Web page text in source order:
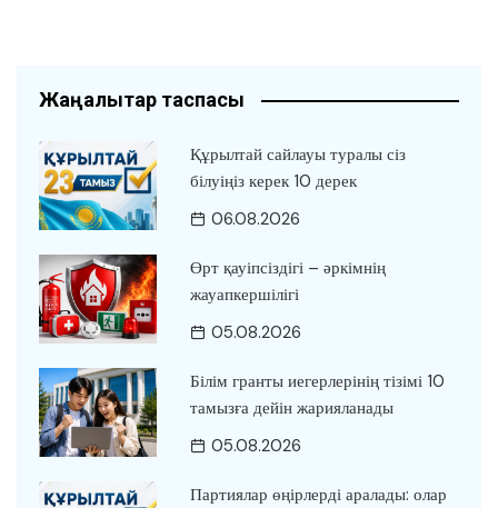
Жаңалықтар таспасы
Құрылтай сайлауы туралы сіз
білуіңіз керек 10 дерек
06.08.2026
Өрт қауіпсіздігі – әркімнің
жауапкершілігі
05.08.2026
Білім гранты иегерлерінің тізімі 10
тамызға дейін жарияланады
05.08.2026
Партиялар өңірлерді аралады: олар